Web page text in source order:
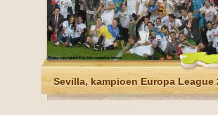
Sevilla, kampioen Europa League